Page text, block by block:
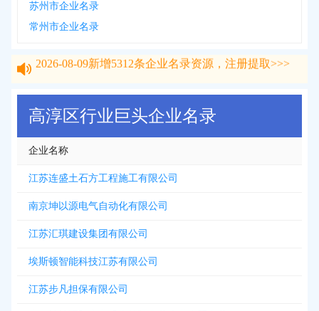
苏州市企业名录
常州市企业名录
高淳区行业巨头企业名录
企业名称
江苏连盛土石方工程施工有限公司
南京坤以源电气自动化有限公司
江苏汇琪建设集团有限公司
埃斯顿智能科技江苏有限公司
江苏步凡担保有限公司